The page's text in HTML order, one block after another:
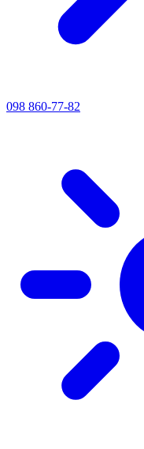
098 860-77-82